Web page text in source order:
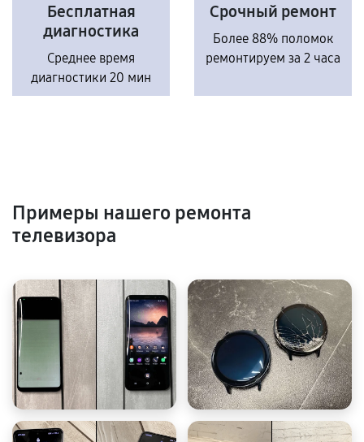
Бесплатная
диагностика
Среднее время
диагностики 20 мин
Срочный ремонт
Более 88% поломок
ремонтируем за 2 часа
Примеры нашего ремонта
телевизора